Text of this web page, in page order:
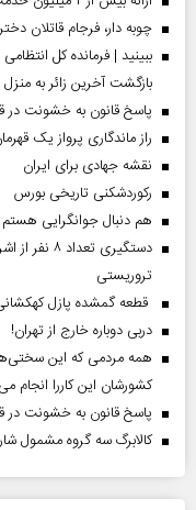
چوبه دار، فرجام قاتلان
ببینید | فرمانده کل
بازگشت آخرین زائر به منزل
پاسخ قانون به خشونت در
راز ماندگاری پرواز یک
نقشه جهادی برای ایران
رکوردشکنی تاریخی بورس
هم دنبال جوانگرایی
دستگیری
تروریستی
قطعه گمشده پازل
دربی دوباره خارج از تهران!
همه مردمی که این سختی‌ها
کشورشان این کاررا انجام
پاسخ قانون به خشونت در
کالابرگ سه گروه مشمول